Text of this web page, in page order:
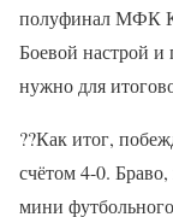
полуфинал МФК
Боевой настрой
нужно для
??Как итог,
счётом 4-0.
мини